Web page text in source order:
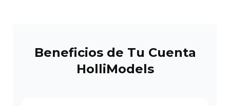
Beneficios de Tu Cuenta
HolliModels